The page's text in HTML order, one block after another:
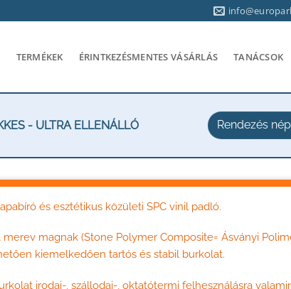
TERMÉKEK ÉRINTKEZÉSMENTES VÁSÁRLÁS TANÁCSOK
- ULTRA ELLENÁLLÓ
és esztétikus közületi SPC vinil padló.
merev magnak (Stone Polymer Composite= Ásványi
kiemelkedően tartós és stabil burkolat.
irodai-, szállodai-, oktatótermi felhesználásra